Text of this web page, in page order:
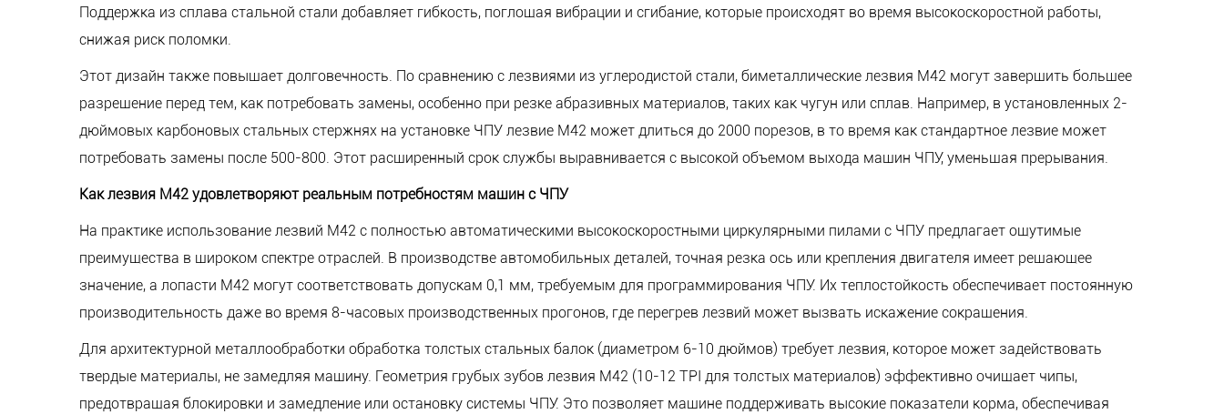
Поддержка из сплава стальной стали добавляет гибкость, поглощая вибрации и сгибание, которые происходят во время высокоскоростной работы,
снижая риск поломки.
Этот дизайн также повышает долговечность. По сравнению с лезвиями из углеродистой стали, биметаллические лезвия M42 могут завершить большее
разрешение перед тем, как потребовать замены, особенно при резке абразивных материалов, таких как чугун или сплав. Например, в установленных 2-
дюймовых карбоновых стальных стержнях на установке ЧПУ лезвие M42 может длиться до 2000 порезов, в то время как стандартное лезвие может
потребовать замены после 500-800. Этот расширенный срок службы выравнивается с высокой объемом выхода машин ЧПУ, уменьшая прерывания.
Как лезвия M42 удовлетворяют реальным потребностям машин с ЧПУ
На практике использование лезвий M42 с полностью автоматическими высокоскоростными циркулярными пилами с ЧПУ предлагает ощутимые
преимущества в широком спектре отраслей. В производстве автомобильных деталей, точная резка ось или крепления двигателя имеет решающее
значение, а лопасти M42 могут соответствовать допускам 0,1 мм, требуемым для программирования ЧПУ. Их теплостойкость обеспечивает постоянную
производительность даже во время 8-часовых производственных прогонов, где перегрев лезвий может вызвать искажение сокращения.
Для архитектурной металлообработки обработка толстых стальных балок (диаметром 6-10 дюймов) требует лезвия, которое может задействовать
твердые материалы, не замедляя машину. Геометрия грубых зубов лезвия M42 (10-12 TPI для толстых материалов) эффективно очищает чипы,
предотвращая блокировки и замедление или остановку системы ЧПУ. Это позволяет машине поддерживать высокие показатели корма, обеспечивая